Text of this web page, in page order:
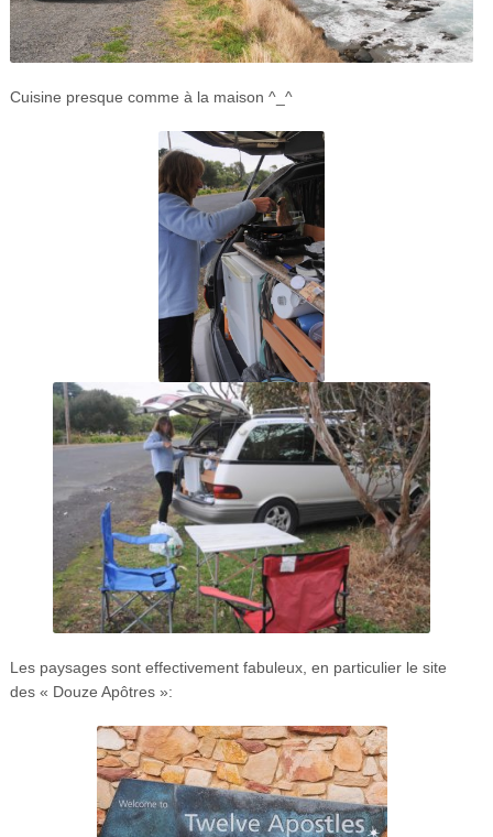
Cuisine presque comme à la maison ^_^
Les paysages sont effectivement fabuleux, en particulier le site
des « Douze Apôtres »: